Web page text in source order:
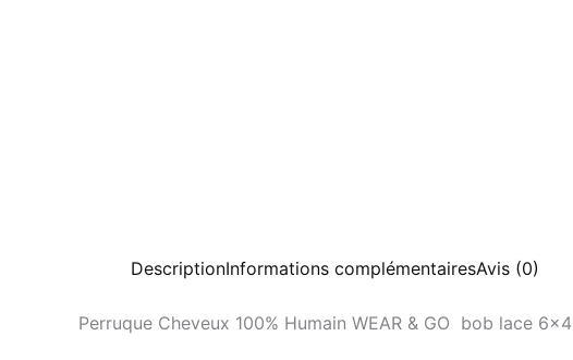
DescriptionInformations complémentairesAvis (0)
Perruque Cheveux 100% Humain WEAR & GO bob lace 6×4